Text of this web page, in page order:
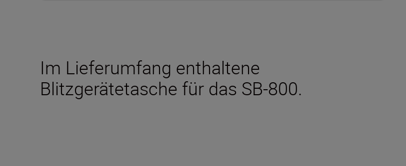
Im Lieferumfang enthaltene
Blitzgerätetasche für das SB-800.